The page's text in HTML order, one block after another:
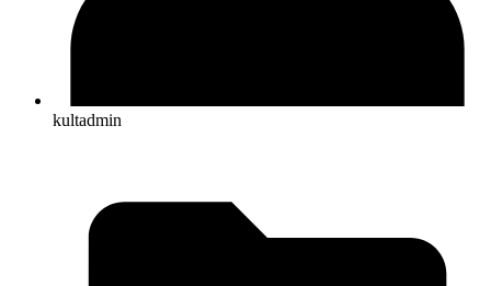
kultadmin